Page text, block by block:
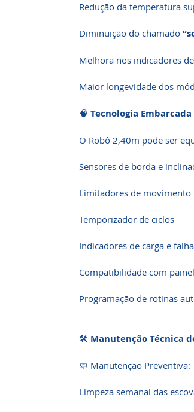
Redução da temperatura
Diminuição do chamado
Melhora nos indicadores
Maior longevidade dos
🧠 Tecnologia
O Robô 2,40m pode ser
Sensores de borda e
Limitadores de movimento
Temporizador de ciclos
Indicadores de carga e falha
Compatibilidade com
Programação de rotinas
🛠️ Manutenção Técnica
🧼 Manutenção Preventiva:
Limpeza semanal das